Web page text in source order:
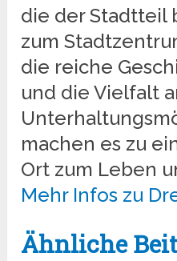
die der Stadtteil
zum
die reiche
und die Vielfalt
machen es zu
Ort zum Leben
Mehr Infos zu
Ähnliche